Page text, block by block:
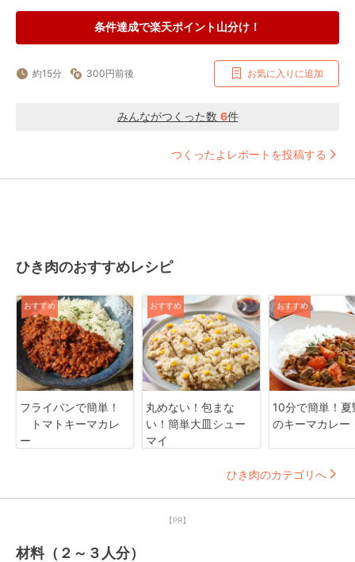
条件達成で楽天ポイント山分け！
約15分 300円前後 お気に入りに追加
みんながつくった数 6件
つくったよレポートを投稿する
ひき肉のおすすめレシピ
おすすめ
フライパンで簡単！
トマトキーマカレ
ー
おすすめ
丸めない！包まな
い！簡単大皿シュー
マイ
おすすめ
10分で簡単！夏
のキーマカレー
ひき肉のカテゴリへ
【PR】
材料（２～３人分）